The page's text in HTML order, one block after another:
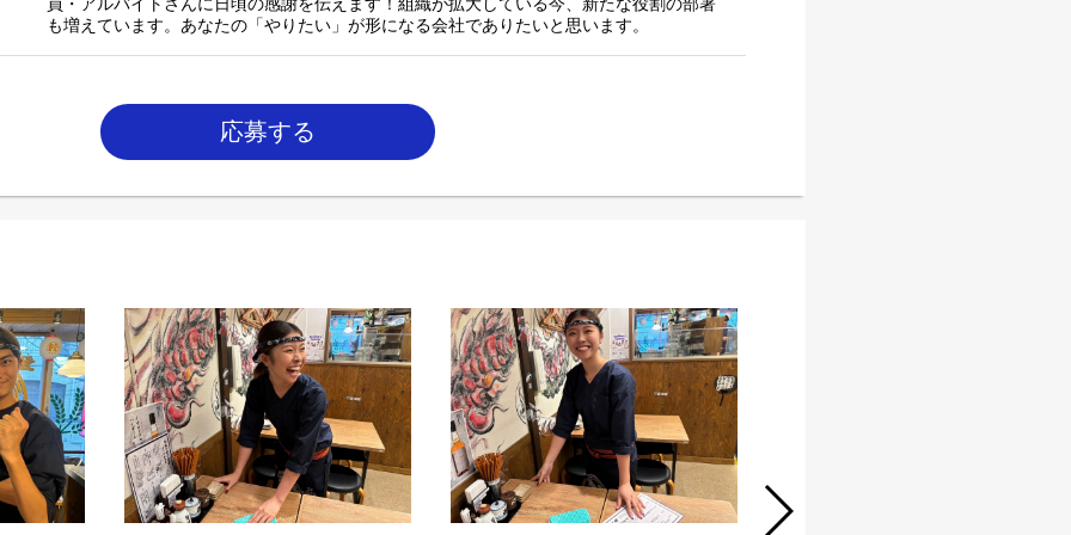
も増えています。あなたの「やりたい」が形になる会社でありたいと思います。
応募する